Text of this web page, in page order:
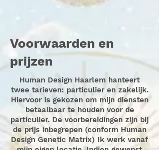
Voorwaarden en
prijzen
Human Design Haarlem hanteert
twee tarieven: particulier en zakelijk.
Hiervoor is gekozen om mijn diensten
betaalbaar te houden voor de
particulier. De voorbereidingen zijn bij
de prijs inbegrepen (conform Human
Design Genetic Matrix) Ik werk vanaf